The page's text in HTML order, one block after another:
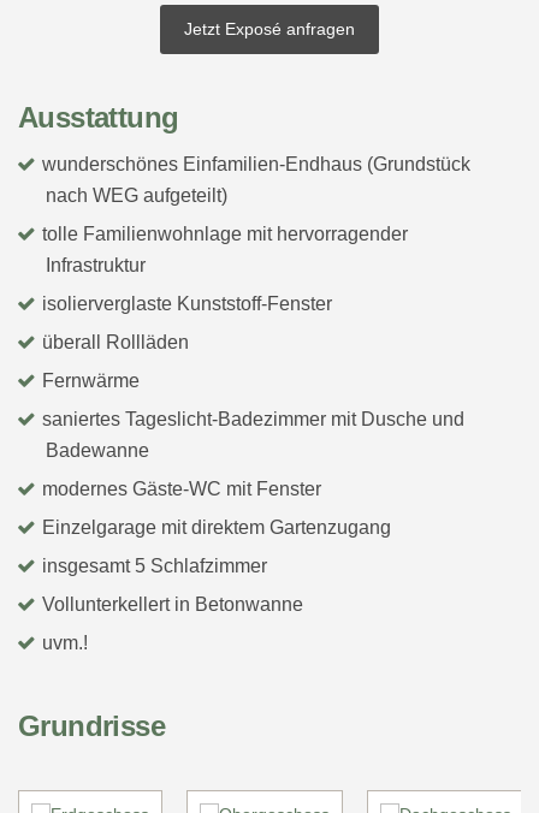
Jetzt Exposé anfragen
Ausstattung
wunderschönes Einfamilien-Endhaus (Grundstück
nach WEG aufgeteilt)
tolle Familienwohnlage mit hervorragender
Infrastruktur
isolierverglaste Kunststoff-Fenster
überall Rollläden
Fernwärme
saniertes Tageslicht-Badezimmer mit Dusche und
Badewanne
modernes Gäste-WC mit Fenster
Einzelgarage mit direktem Gartenzugang
insgesamt 5 Schlafzimmer
Vollunterkellert in Betonwanne
uvm.!
Grundrisse